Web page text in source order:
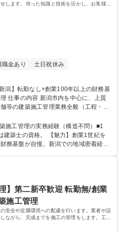
します。培った知識と技術を活かし、お客様の
。
職金あり 土日祝休み
上質
等の建築施工管理業務全般（工程・品
す。培った知識と技術を活かし、お客
潟の地に根差し、住ま
を提案する同社。施工管理として、予
隣対応等をお任せします。元請けとし
大いに期待しています。 募集職種
財務基盤。上質な邸宅を手掛ける施
施工管理の実務経験（構造不問）■1
【魅力】創業1世紀を
務基盤が自慢。新潟での地域密着経営
自路線を確立。本物志向の顧客層から
の高さを追求した、プロとしてやりが
築施工管理技士 二級建築士 第一種運
】第二新卒歓迎 転勤無/創業
施工管理
安全や近隣環境への配慮を行います。業者や設
ながら、完成までを施工の管理をします。工事